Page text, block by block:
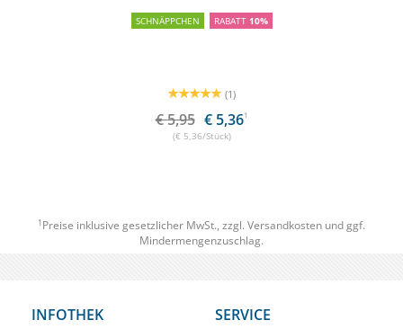
SCHNÄPPCHEN RABATT 10%
(1)
€ 5,95 € 5,361
(€ 5,36/Stück)
1 Preise inklusive gesetzlicher MwSt., zzgl. Versandkosten und ggf.
Mindermengenzuschlag.
INFOTHEK SERVICE